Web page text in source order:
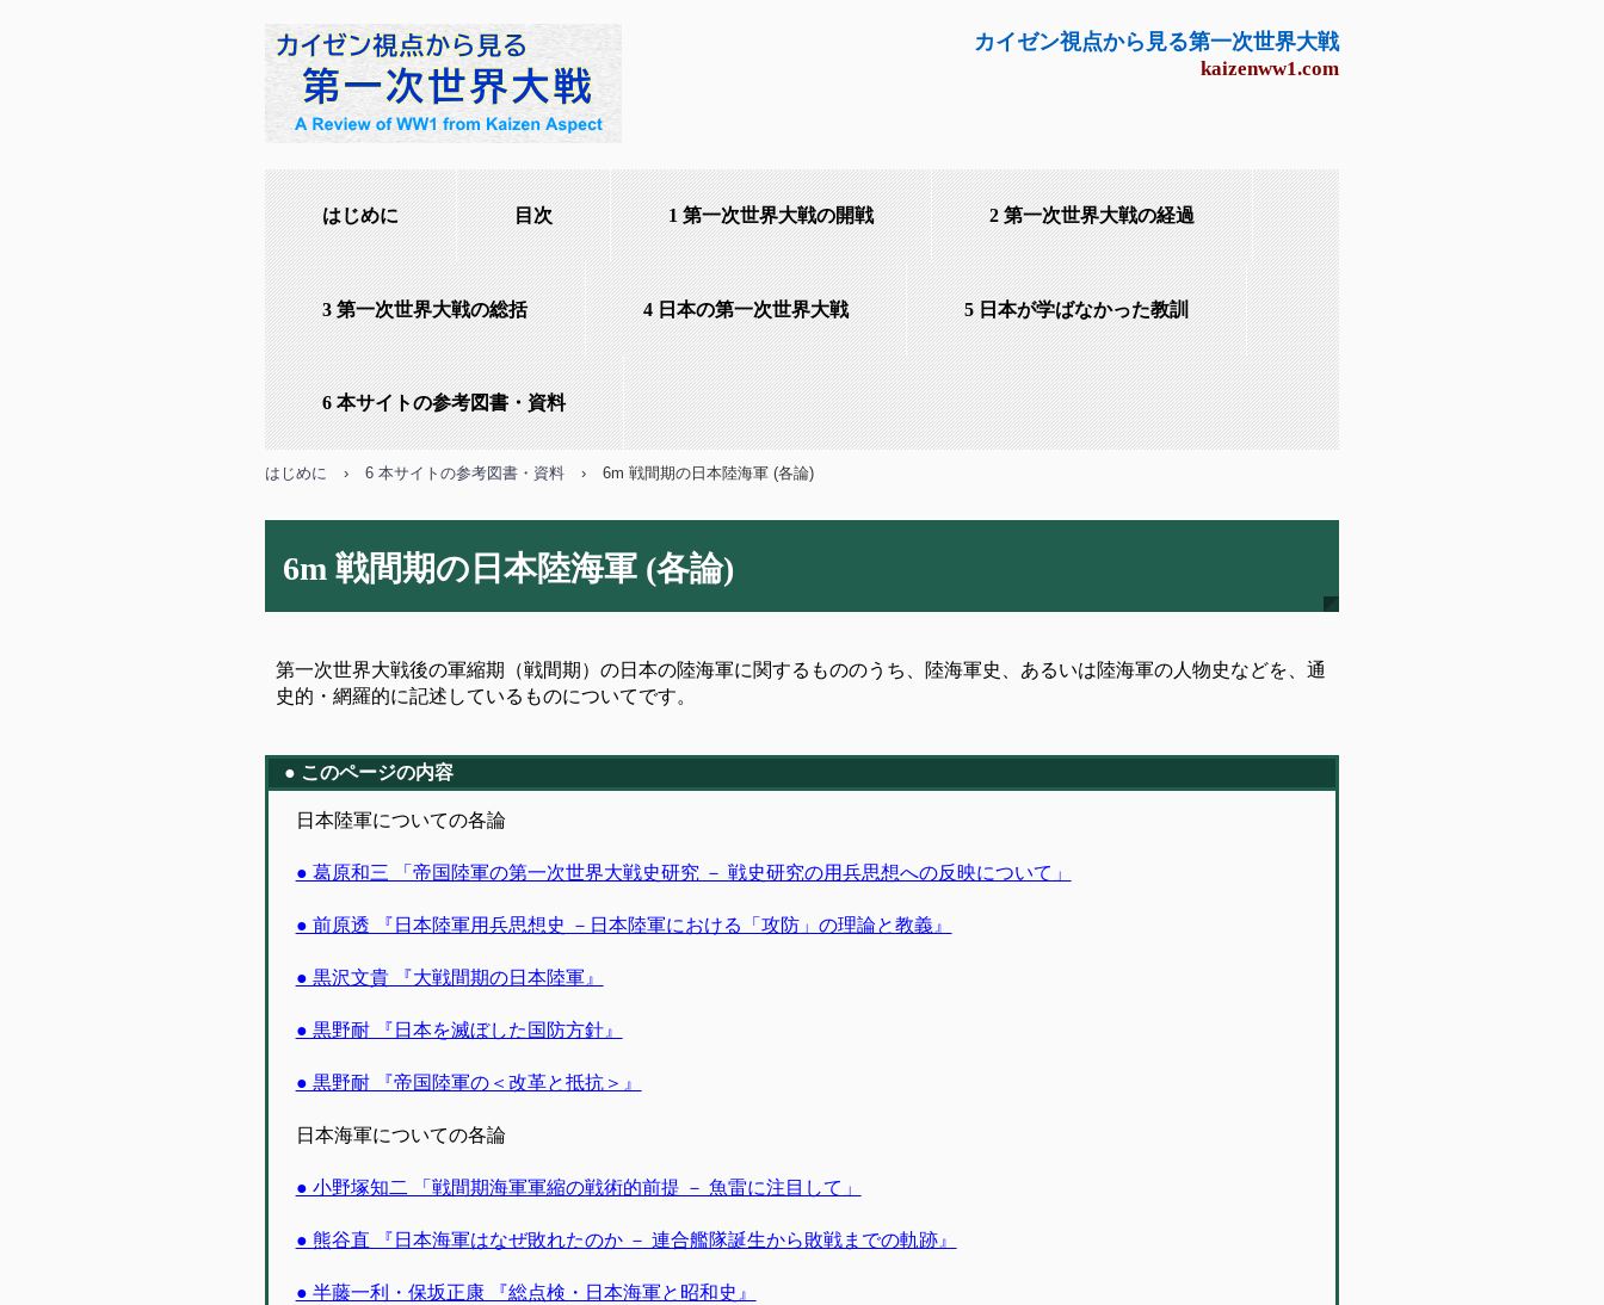
カイゼン視点から見る第一次世界大戦
kaizenww1.com
はじめに 目次 1 第一次世界大戦の開戦 2 第一次世界大戦の経過
3 第一次世界大戦の総括 4 日本の第一次世界大戦 5 日本が学ばなかった教訓
6 本サイトの参考図書・資料
はじめに › 6 本サイトの参考図書・資料 › 6m 戦間期の日本陸海軍 (各論)
6m 戦間期の日本陸海軍 (各論)
第一次世界大戦後の軍縮期（戦間期）の日本の陸海軍に関するもののうち、陸海軍史、あるいは陸海軍の人物史などを、通
史的・網羅的に記述しているものについてです。
● このページの内容
日本陸軍についての各論
● 葛原和三 「帝国陸軍の第一次世界大戦史研究 － 戦史研究の用兵思想への反映について」
● 前原透 『日本陸軍用兵思想史 －日本陸軍における「攻防」の理論と教義』
● 黒沢文貴 『大戦間期の日本陸軍』
● 黒野耐 『日本を滅ぼした国防方針』
● 黒野耐 『帝国陸軍の＜改革と抵抗＞』
日本海軍についての各論
● 小野塚知二 「戦間期海軍軍縮の戦術的前提 － 魚雷に注目して」
● 熊谷直 『日本海軍はなぜ敗れたのか － 連合艦隊誕生から敗戦までの軌跡』
● 半藤一利・保坂正康 『総点検・日本海軍と昭和史』